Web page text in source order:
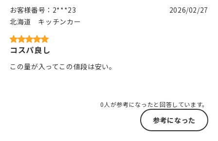
お客様番号： 2***23
北海道
キッチンカー
2026/02/27
コスパ良し
この量が入ってこの値段は安い。
0人が参考になったと回答しています。
参考になった